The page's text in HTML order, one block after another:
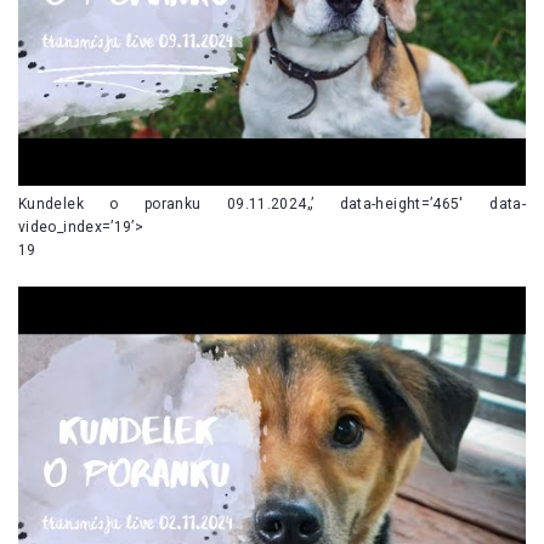
Kundelek o poranku 09.11.2024„’ data-height=’465′ data-
video_index=’19’>
19